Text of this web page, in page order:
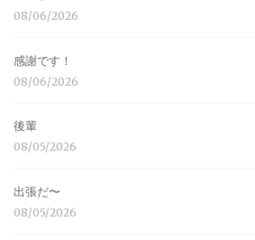
08/06/2026
感謝です！
08/06/2026
後輩
08/05/2026
出張だ〜
08/05/2026